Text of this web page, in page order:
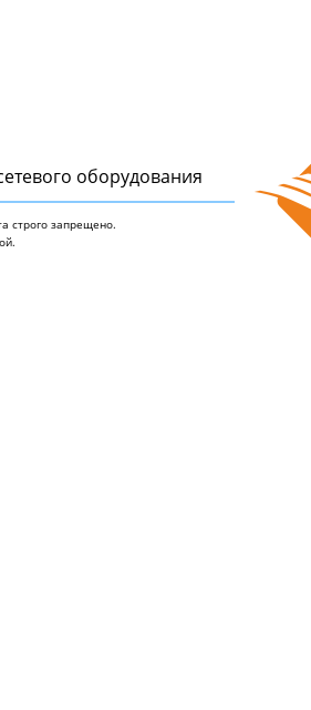
оборудования
строго запрещено.